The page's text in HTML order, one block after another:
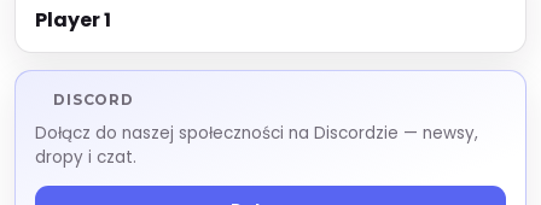
Player 1
DISCORD
Dołącz do naszej społeczności na Discordzie — newsy,
dropy i czat.